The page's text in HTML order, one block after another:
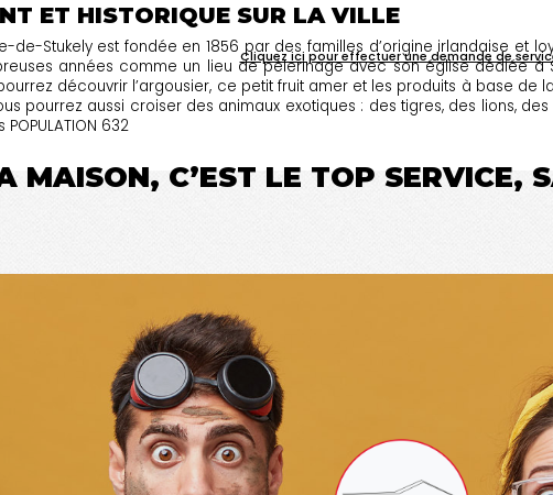
ET HISTORIQUE SUR LA VILLE
de-Stukely est fondée en 1856 par des familles d’origine irlandaise et
années comme un lieu de pèlerinage avec son église dédiée à
découvrir l’argousier, ce petit fruit amer et les produits à base de
pourrez aussi croiser des animaux exotiques : des tigres, des lions,
632
MAISON, C’EST LE TOP SERVICE,
Cliquez ici pour effectuer une demande de